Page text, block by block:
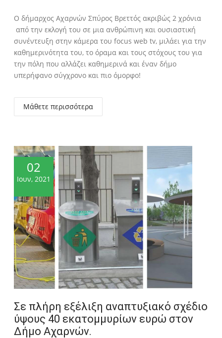
Ο δήμαρχος Αχαρνών Σπύρος Βρεττός ακριβώς 2 χρόνια
από την εκλογή του σε μια ανθρώπινη και ουσιαστική
συνέντευξη στην κάμερα του focus web tv, μιλάει για την
καθημερινότητα του, το όραμα και τους στόχους του για
την πόλη που αλλάζει καθημερινά και έναν δήμο
υπερήφανο σύγχρονο και πιο όμορφο!
Μάθετε περισσότερα
02
Ιουν, 2021
Σε πλήρη εξέλιξη αναπτυξιακό σχέδιο
ύψους 40 εκατομμυρίων ευρώ στον
Δήμο Αχαρνών.